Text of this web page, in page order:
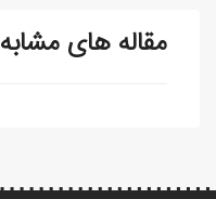
مقاله های مشابه